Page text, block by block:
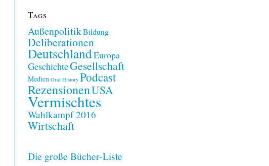
Tags
AußenpolitikBildung
Deliberationen
DeutschlandEuropa
GeschichteGesellschaft
Medien Oral History Podcast
RezensionenUSA
Vermischtes
Wahlkampf 2016
Wirtschaft
Die große Bücher-Liste